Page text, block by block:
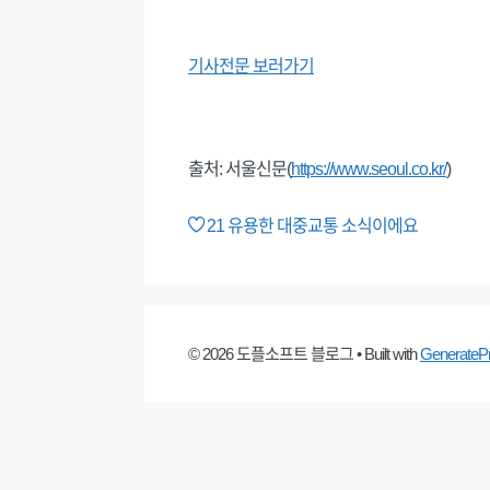
기사전문 보러가기
출처: 서울신문(https://www.seoul.co.kr/)
21유용한 대중교통 소식이에요
© 2026 도플소프트 블로그• Built with